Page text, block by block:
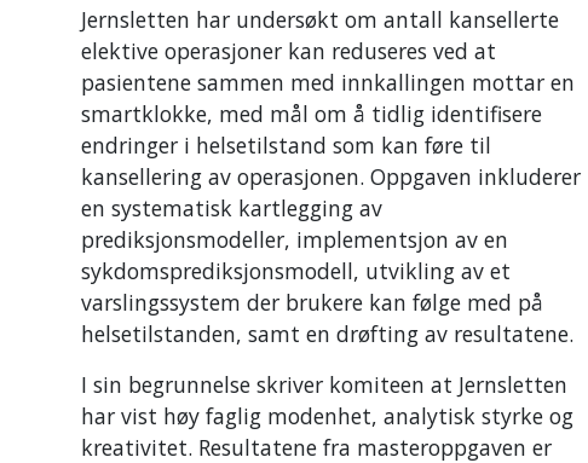
Jernsletten har undersøkt om antall kansellerte
elektive operasjoner kan reduseres ved at
pasientene sammen med innkallingen mottar en
smartklokke, med mål om å tidlig identifisere
endringer i helsetilstand som kan føre til
kansellering av operasjonen. Oppgaven inkluderer
en systematisk kartlegging av
prediksjonsmodeller, implementsjon av en
sykdomsprediksjonsmodell, utvikling av et
varslingssystem der brukere kan følge med på
helsetilstanden, samt en drøfting av resultatene.
I sin begrunnelse skriver komiteen at Jernsletten
har vist høy faglig modenhet, analytisk styrke og
kreativitet. Resultatene fra masteroppgaven er